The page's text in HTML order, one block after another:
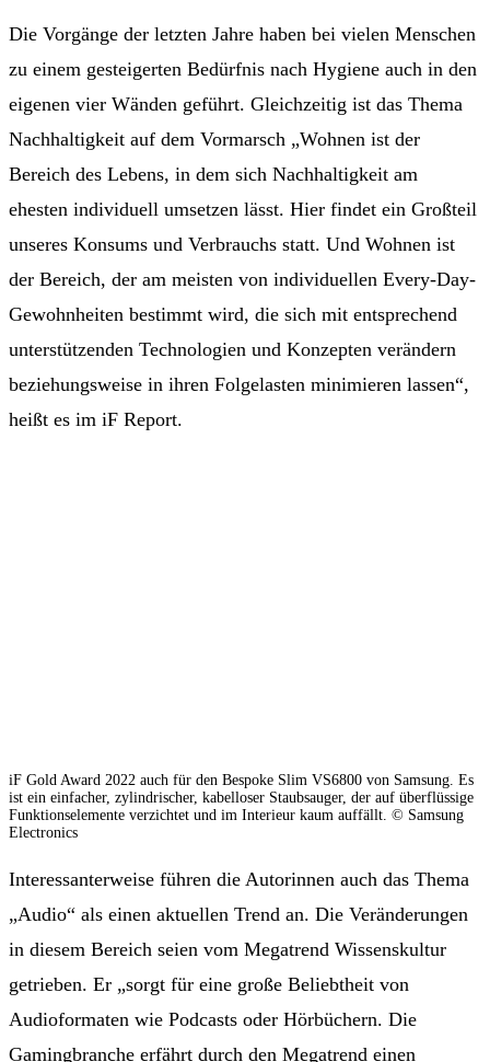
Die Vorgänge der letzten Jahre haben bei vielen Menschen
zu einem gesteigerten Bedürfnis nach Hygiene auch in den
eigenen vier Wänden geführt. Gleichzeitig ist das Thema
Nachhaltigkeit auf dem Vormarsch „Wohnen ist der
Bereich des Lebens, in dem sich Nachhaltigkeit am
ehesten individuell umsetzen lässt. Hier findet ein Großteil
unseres Konsums und Verbrauchs statt. Und Wohnen ist
der Bereich, der am meisten von individuellen Every-Day-
Gewohnheiten bestimmt wird, die sich mit entsprechend
unterstützenden Technologien und Konzepten verändern
beziehungsweise in ihren Folgelasten minimieren lassen“,
heißt es im iF Report.
iF Gold Award 2022 auch für den Bespoke Slim VS6800 von Samsung. Es
ist ein einfacher, zylindrischer, kabelloser Staubsauger, der auf überflüssige
Funktionselemente verzichtet und im Interieur kaum auffällt. © Samsung
Electronics
Interessanterweise führen die Autorinnen auch das Thema
„Audio“ als einen aktuellen Trend an. Die Veränderungen
in diesem Bereich seien vom Megatrend Wissenskultur
getrieben. Er „sorgt für eine große Beliebtheit von
Audioformaten wie Podcasts oder Hörbüchern. Die
Gamingbranche erfährt durch den Megatrend einen